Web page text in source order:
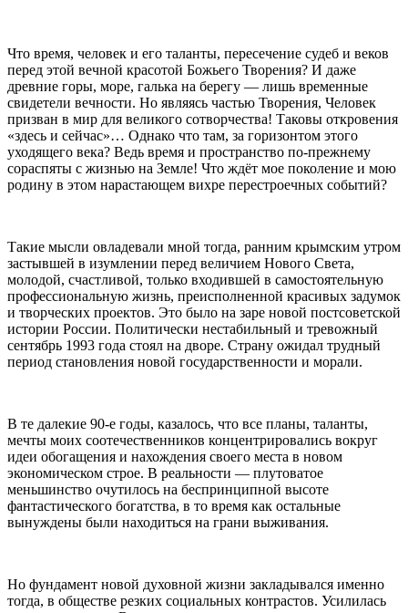
Что время, человек и его таланты, пересечение судеб и веков
перед этой вечной красотой Божьего Творения? И даже
древние горы, море, галька на берегу — лишь временные
свидетели вечности. Но являясь частью Творения, Человек
призван в мир для великого сотворчества! Таковы откровения
«здесь и сейчас»… Однако что там, за горизонтом этого
уходящего века? Ведь время и пространство по-прежнему
сораспяты с жизнью на Земле! Что ждёт мое поколение и мою
родину в этом нарастающем вихре перестроечных событий?
Такие мысли овладевали мной тогда, ранним крымским утром
застывшей в изумлении перед величием Нового Света,
молодой, счастливой, только входившей в самостоятельную
профессиональную жизнь, преисполненной красивых задумок
и творческих проектов. Это было на заре новой постсоветской
истории России. Политически нестабильный и тревожный
сентябрь 1993 года стоял на дворе. Страну ожидал трудный
период становления новой государственности и морали.
В те далекие 90-е годы, казалось, что все планы, таланты,
мечты моих соотечественников концентрировались вокруг
идеи обогащения и нахождения своего места в новом
экономическом строе. В реальности — плутоватое
меньшинство очутилось на беспринципной высоте
фантастического богатства, в то время как остальные
вынуждены были находиться на грани выживания.
Но фундамент новой духовной жизни закладывался именно
тогда, в обществе резких социальных контрастов. Усилилась